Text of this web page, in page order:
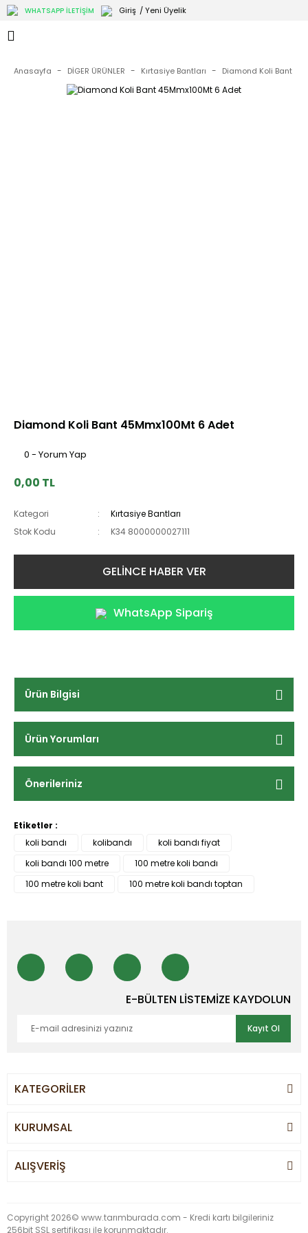
WHATSAPP İLETİŞİM Giriş / Yeni Üyelik
Anasayfa DİGER ÜRÜNLER Kırtasiye Bantları Diamond Koli Bant
Diamond Koli Bant 45Mmx100Mt 6 Adet
0 - Yorum Yap
0,00 TL
Kategori
Kırtasiye Bantları
Stok Kodu
K34 8000000027111
GELİNCE HABER VER
WhatsApp Sipariş
Ürün Bilgisi
Ürün Yorumları
Önerileriniz
Etiketler :
koli bandı
kolibandı
koli bandı fiyat
koli bandı 100 metre
100 metre koli bandı
100 metre koli bant
100 metre koli bandı toptan
E-BÜLTEN LİSTEMİZE KAYDOLUN
Kayıt Ol
KATEGORİLER
KURUMSAL
ALIŞVERİŞ
Copyright 2026© www.tarımburada.com - Kredi kartı bilgileriniz
256bit SSL sertifikası ile korunmaktadır.